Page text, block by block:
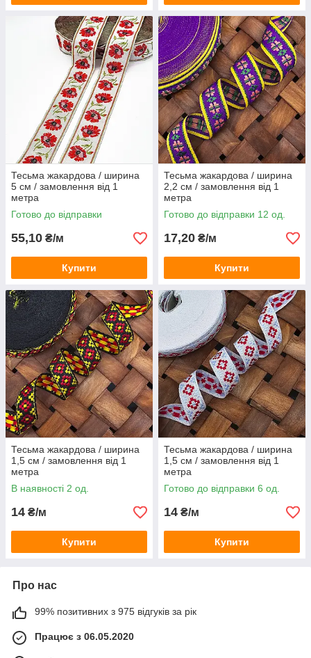
Тесьма жакардова / ширина
5 см / замовлення від 1
метра
Готово до відправки
55,10 ₴/м
Купити
Тесьма жакардова / ширина
2,2 см / замовлення від 1
метра
Готово до відправки 12 од.
17,20 ₴/м
Купити
Тесьма жакардова / ширина
1,5 см / замовлення від 1
метра
В наявності 2 од.
14 ₴/м
Купити
Тесьма жакардова / ширина
1,5 см / замовлення від 1
метра
Готово до відправки 6 од.
14 ₴/м
Купити
Про нас
99% позитивних з 975 відгуків за рік
Працює з 06.05.2020